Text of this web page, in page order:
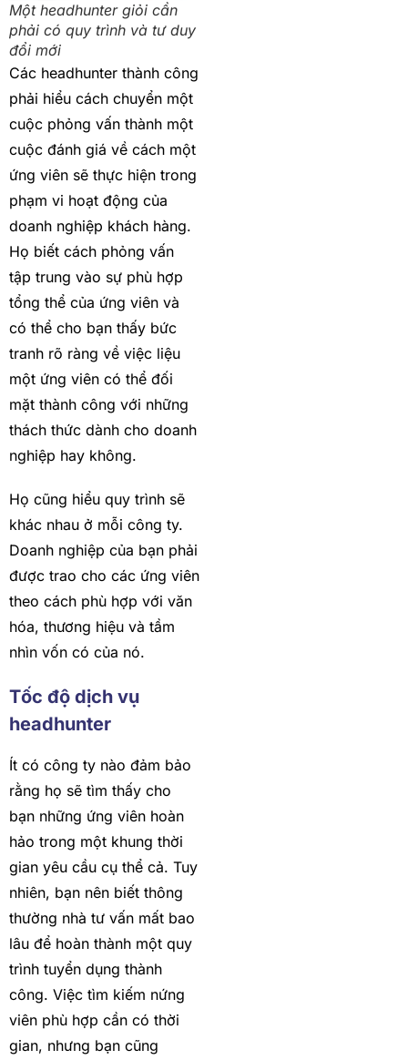
Một headhunter giỏi cần
phải có quy trình và tư duy
đổi mới
Các headhunter thành công
phải hiểu cách chuyển một
cuộc phỏng vấn thành một
cuộc đánh giá về cách một
ứng viên sẽ thực hiện trong
phạm vi hoạt động của
doanh nghiệp khách hàng.
Họ biết cách phỏng vấn
tập trung vào sự phù hợp
tổng thể của ứng viên và
có thể cho bạn thấy bức
tranh rõ ràng về việc liệu
một ứng viên có thể đối
mặt thành công với những
thách thức dành cho doanh
nghiệp hay không.
Họ cũng hiểu quy trình sẽ
khác nhau ở mỗi công ty.
Doanh nghiệp của bạn phải
được trao cho các ứng viên
theo cách phù hợp với văn
hóa, thương hiệu và tầm
nhìn vốn có của nó.
Tốc độ dịch vụ
headhunter
Ít có công ty nào đảm bảo
rằng họ sẽ tìm thấy cho
bạn những ứng viên hoàn
hảo trong một khung thời
gian yêu cầu cụ thể cả. Tuy
nhiên, bạn nên biết thông
thường nhà tư vấn mất bao
lâu để hoàn thành một quy
trình tuyển dụng thành
công. Việc tìm kiếm nứng
viên phù hợp cần có thời
gian, nhưng bạn cũng